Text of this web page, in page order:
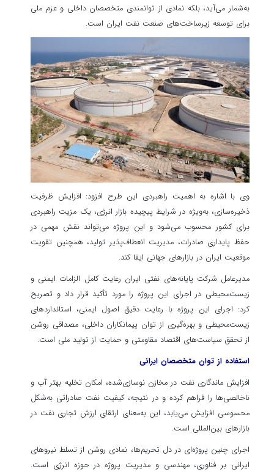
به‌شمار می‌آید، بلکه نمادی از توانمندی متخصصان داخلی و عزم ملی
برای توسعه زیرساخت‌های صنعت نفت ایران است.
وی با اشاره به اهمیت راهبردی این طرح افزود: افزایش ظرفیت
ذخیره‌سازی، به‌ویژه در شرایط پیچیده بازار انرژی، یک مزیت راهبردی
برای کشور محسوب می‌شود و این پروژه می‌تواند نقش مهمی در
حفظ پایداری صادرات، مدیریت انعطاف‌پذیر تولید، همچنین تقویت
موقعیت ایران در بازارهای جهانی ایفا کند.
مدیرعامل شرکت پایانه‌های نفتی ایران رعایت کامل الزامات ایمنی و
زیست‌محیطی در اجرای این پروژه را مورد تأکید قرار داد و تصریح
کرد: اجرای این پروژه با رعایت دقیق اصول ایمنی، استانداردهای
زیست‌محیطی و بهره‌گیری از توان پیمانکاران داخلی، مصداقی روشن
از تحقق سیاست‌های اقتصاد مقاومتی و حمایت از تولید ملی است.
استفاده از توان متخصصان ایرانی
افزایش ماندگاری نفت در مخازن نوسازی‌شده، امکان تخلیه بهتر آب و
ناخالصی‌ها را فراهم کرده و در نتیجه، کیفیت نفت صادراتی به‌شکل
محسوسی افزایش می‌یابد، این به‌معنای ارتقای ارزش تجاری نفت در
بازارهای بین‌المللی است.
اجرای چنین پروژه‌ای در دل تحریم‌ها، نمادی روشن از تسلط نیروهای
ایرانی بر فناوری، مهندسی و مدیریت پروژه در حوزه انرژی است.